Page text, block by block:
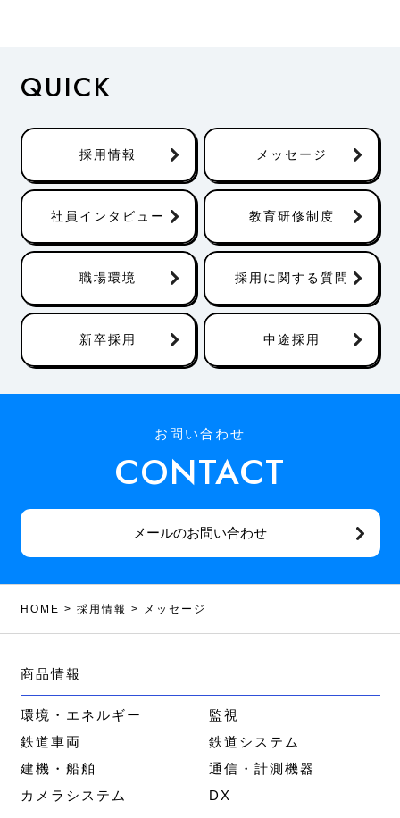
QUICK
採用情報 メッセージ
社員インタビュー 教育研修制度
職場環境 採用に関する質問
新卒採用 中途採用
お問い合わせ
CONTACT
メールのお問い合わせ
HOME > 採用情報 > メッセージ
商品情報
環境・エネルギー
監視
鉄道車両
鉄道システム
建機・船舶
通信・計測機器
カメラシステム
DX